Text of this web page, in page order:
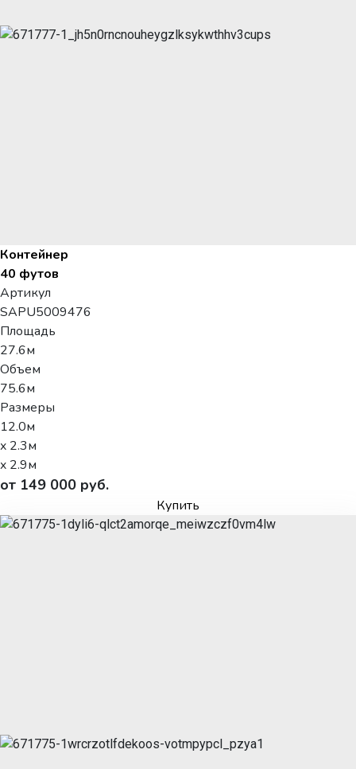
Контейнер
40 футов
Артикул
SAPU5009476
Площадь
27.6м
Объем
75.6м
Размеры
12.0м
x 2.3м
x 2.9м
от 149 000 руб.
Купить